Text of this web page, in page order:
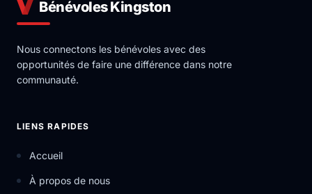
Bénévoles Kingston
Nous connectons les bénévoles avec des
opportunités de faire une différence dans notre
communauté.
LIENS RAPIDES
Accueil
À propos de nous